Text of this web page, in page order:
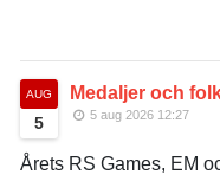
AUG
5
Medaljer och
5 aug 2026 12:27
Årets RS Games, EM